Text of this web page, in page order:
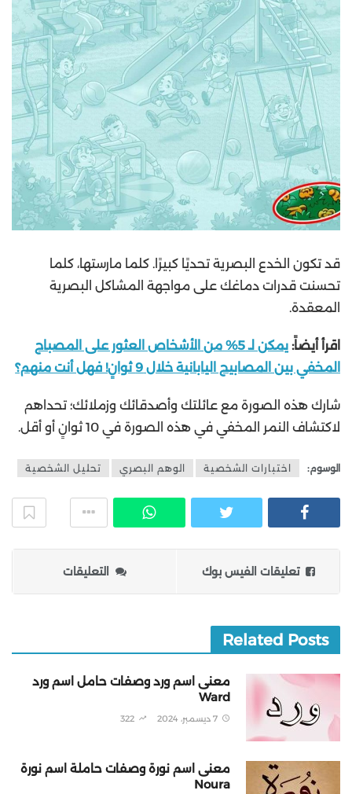
قد تكون الخدع البصرية تحديًا كبيرًا. كلما مارستها، كلما
تحسنت قدرات دماغك على مواجهة المشاكل البصرية
المعقدة.
اقرأ أيضاً:
يمكن لـ 5% من الأشخاص العثور على المصباح
المخفي بين المصابيح اليابانية خلال 9 ثوانٍ! فهل أنت منهم؟
شارك هذه الصورة مع عائلتك وأصدقائك وزملائك؛ تحداهم
لاكتشاف النمر المخفي في هذه الصورة في 10 ثوانٍ أو أقل.
الوسوم: اختبارات الشخصية الوهم البصري تحليل الشخصية
تعليقات الفيس بوك التعليقات
Related Posts
معنى اسم ورد وصفات حامل اسم ورد
Ward
7 ديسمبر، 2024 322
معنى اسم نورة وصفات حاملة اسم نورة
Noura